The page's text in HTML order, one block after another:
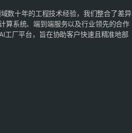
数十年的工程技术经验，我们整合了差异
算系统、端到端服务以及行业领先的合作
工厂平台，旨在协助客户快速且精准地部